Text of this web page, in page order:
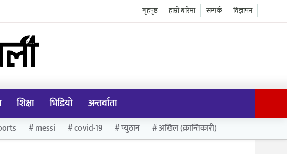
विज्ञापन
सम्पर्क
हाम्रो बारेमा
गृहपृष्ठ
शिक्षा भिडियो अन्तर्वाता
messi covid-19 प्युठान अखिल (क्रान्तिकारी)